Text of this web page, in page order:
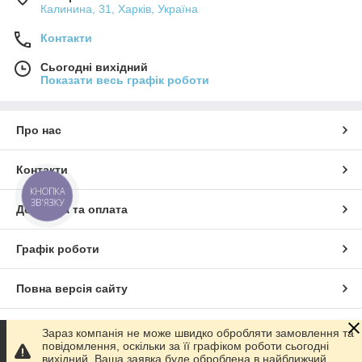
Калинина, 31, Харків, Україна
Контакти
Сьогодні вихідний
Показати весь графік роботи
Про нас
Контакти
Доставка та оплата
Графік роботи
Повна версія сайту
Сайт створено на маркетплейсіProm.ua
Зараз компанія не може швидко обробляти замовлення та
повідомлення, оскільки за її графіком роботи сьогодні
вихідний. Ваша заявка буде оброблена в найближчий
КНОПКА
ЗВ'ЯЗКУ